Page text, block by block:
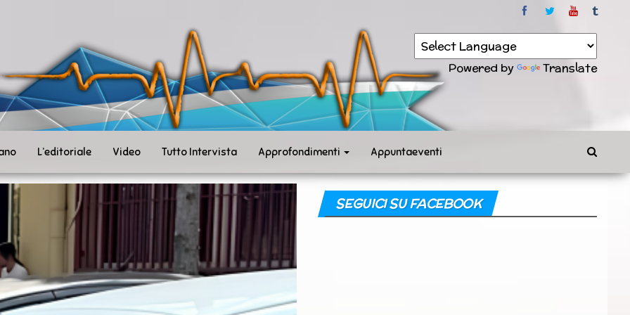
Powered by Translate
L’editoriale Video Tutto Intervista Approfondimenti Appuntaeventi
SEGUICI SU FACEBOOK